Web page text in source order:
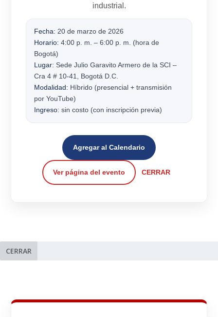
industrial.
Fecha: 20 de marzo de 2026
Horario: 4:00 p. m. – 6:00 p. m. (hora de
Bogotá)
Lugar: Sede Julio Garavito Armero de la SCI –
Cra 4 # 10-41, Bogotá D.C.
Modalidad: Híbrido (presencial + transmisión
por YouTube)
Ingreso: sin costo (con inscripción previa)
Agregar al Calendario
Ver página del evento CERRAR
CERRAR